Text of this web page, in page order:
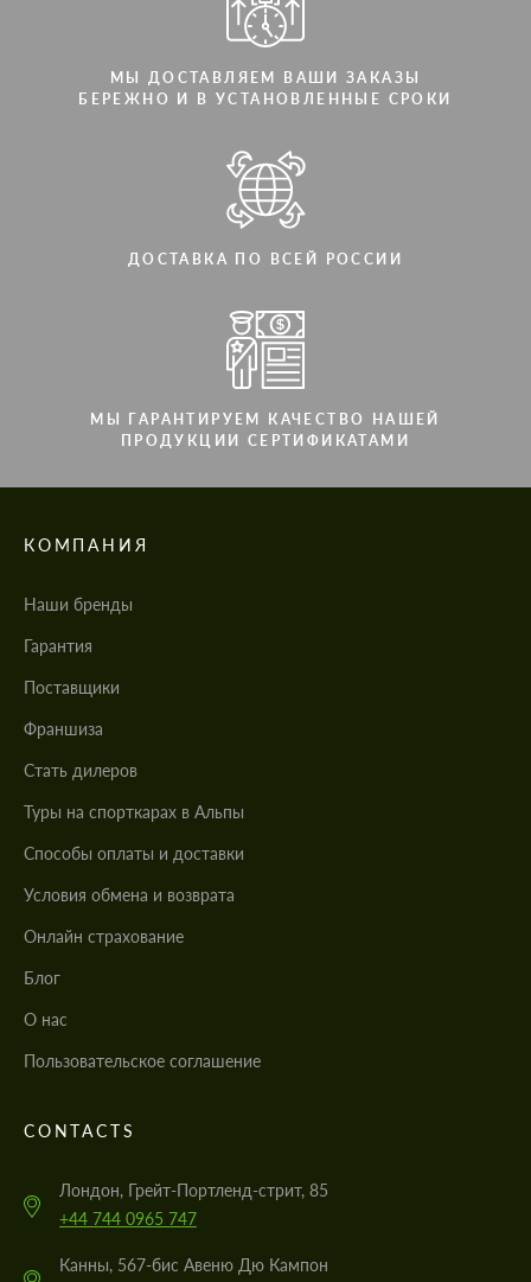
МЫ ДОСТАВЛЯЕМ ВАШИ ЗАКАЗЫ
БЕРЕЖНО И В УСТАНОВЛЕННЫЕ СРОКИ
ДОСТАВКА ПО ВСЕЙ РОССИИ
МЫ ГАРАНТИРУЕМ КАЧЕСТВО НАШЕЙ
ПРОДУКЦИИ СЕРТИФИКАТАМИ
КОМПАНИЯ
Наши бренды
Гарантия
Поставщики
Франшиза
Стать дилеров
Туры на спорткарах в Альпы
Cпособы оплаты и доставки
Условия обмена и возврата
Онлайн страхование
Блог
О нас
Пользовательское соглашение
CONTACTS
Лондон, Грейт-Портленд-стрит, 85
+44 744 0965 747
Канны, 567-бис Авеню Дю Кампон